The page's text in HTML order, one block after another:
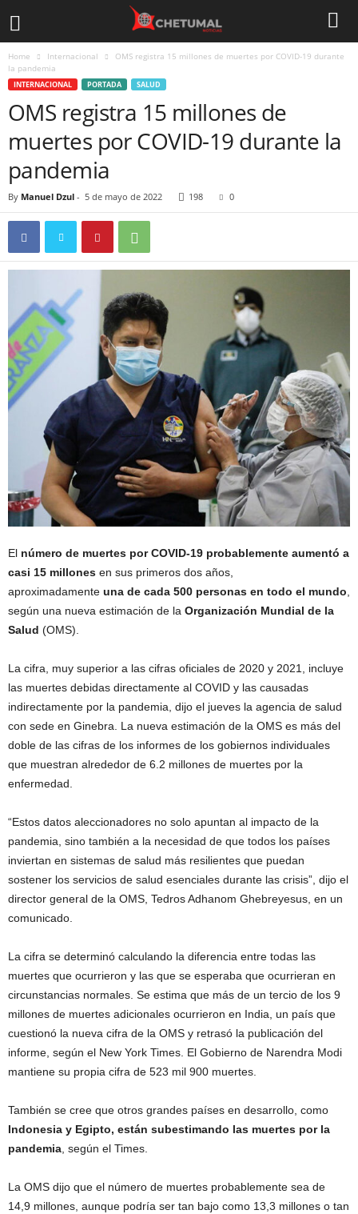
Home Internacional
OMS registra 15 millones de muertes por COVID-19 durante
la pandemia
INTERNACIONAL PORTADA SALUD
OMS registra 15 millones de
muertes por COVID-19 durante la
pandemia
By Manuel Dzul - 5 de mayo de 2022 198 0
El número de muertes por COVID-19 probablemente aumentó a
casi 15 millones en sus primeros dos años,
aproximadamente una de cada 500 personas en todo el mundo
según una nueva estimación de la Organización Mundial de la
Salud (OMS).
La cifra, muy superior a las cifras oficiales de 2020 y 2021, incluye
las muertes debidas directamente al COVID y las causadas
indirectamente por la pandemia, dijo el jueves la agencia de salud
con sede en Ginebra. La nueva estimación de la OMS es más del
doble de las cifras de los informes de los gobiernos individuales
que muestran alrededor de 6.2 millones de muertes por la
enfermedad.
“Estos datos aleccionadores no solo apuntan al impacto de la
pandemia, sino también a la necesidad de que todos los países
inviertan en sistemas de salud más resilientes que puedan
sostener los servicios de salud esenciales durante las crisis”, dijo el
director general de la OMS, Tedros Adhanom Ghebreyesus, en un
comunicado.
La cifra se determinó calculando la diferencia entre todas las
muertes que ocurrieron y las que se esperaba que ocurrieran en
circunstancias normales. Se estima que más de un tercio de los 9
millones de muertes adicionales ocurrieron en India, un país que
cuestionó la nueva cifra de la OMS y retrasó la publicación del
informe, según el New York Times. El Gobierno de Narendra Modi
mantiene su propia cifra de 523 mil 900 muertes.
También se cree que otros grandes países en desarrollo, como
Indonesia y Egipto, están subestimando las muertes por la
pandemia , según el Times.
La OMS dijo que el número de muertes probablemente sea de
14,9 millones, aunque podría ser tan bajo como 13,3 millones o tan